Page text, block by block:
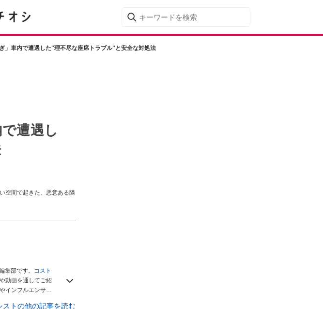
」車内で遭遇した"理不尽な座席トラブル"と安全な対処法
遭遇し
空間で起きた、悪意ある隣
部です。
コスト
動画を通してご紹
インフルエンサー
ストの他の記事を読む